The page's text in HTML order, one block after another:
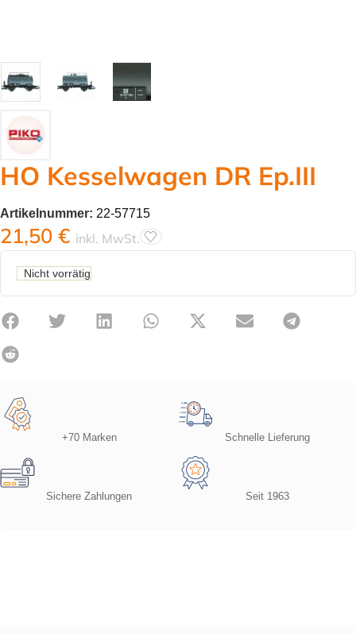
HO Kesselwagen DR Ep.III
Artikelnummer: 22-57715
21,50 € inkl. MwSt.
Nicht vorrätig
+70 Marken Schnelle Lieferung
Sichere Zahlungen Seit 1963